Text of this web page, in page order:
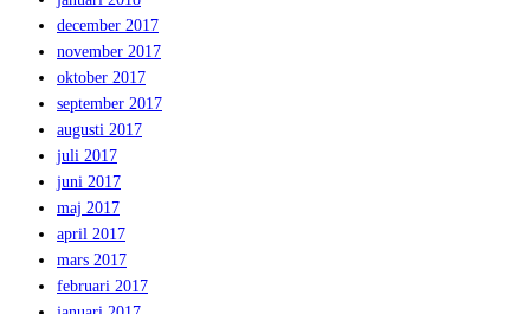
december 2017
november 2017
oktober 2017
september 2017
augusti 2017
juli 2017
juni 2017
maj 2017
april 2017
mars 2017
februari 2017